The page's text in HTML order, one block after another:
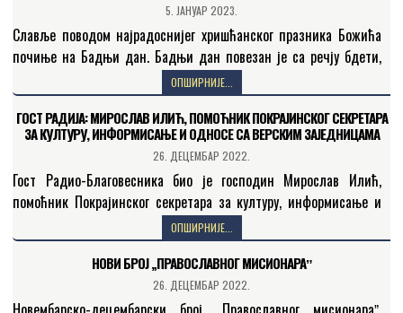
5. ЈАНУАР 2023.
Славље поводом најрадоснијег хришћанског празника Божића
почиње на Бадњи дан. Бадњи дан повезан је са речју бдети,
будући да се на тај дан бдело дочекујући…
ОПШИРНИЈЕ...
ГОСТ РАДИЈА: МИРОСЛАВ ИЛИЋ, ПОМОЋНИК ПОКРАЈИНСКОГ СЕКРЕТАРА
ЗА КУЛТУРУ, ИНФОРМИСАЊЕ И ОДНОСЕ СА ВЕРСКИМ ЗАЈЕДНИЦАМА
26. ДЕЦЕМБАР 2022.
Гост Радио-Благовесника био је господин Мирослав Илић,
помоћник Покрајинског секретара за културу, информисање и
односе са верским заједницама у Новом Саду. Господин Илић
нас је…
ОПШИРНИЈЕ...
НОВИ БРОЈ „ПРАВОСЛАВНОГ МИСИОНАРАˮ
26. ДЕЦЕМБАР 2022.